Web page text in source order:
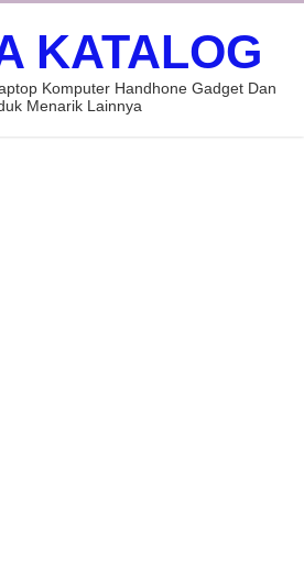
KATALOG
Komputer Handhone Gadget Dan
Menarik Lainnya